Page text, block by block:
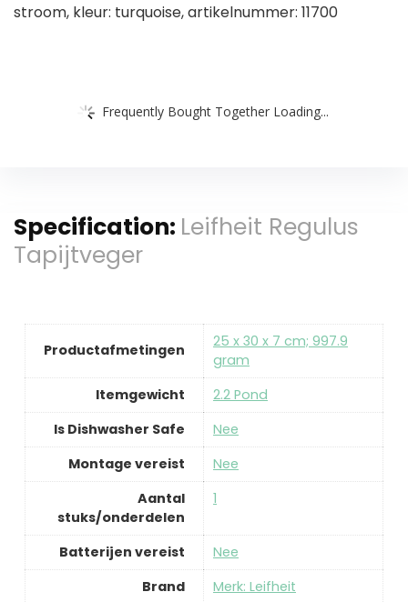
stroom, kleur: turquoise, artikelnummer: 11700
Frequently Bought Together Loading...
Specification: Leifheit Regulus
Tapijtveger
Productafmetingen
‎25 x 30 x 7 cm; 997.9
gram
Itemgewicht
‎2.2 Pond
Is Dishwasher Safe
‎Nee
Montage vereist
‎Nee
Aantal
stuks/onderdelen
‎1
Batterijen vereist
‎Nee
Brand
Merk: Leifheit